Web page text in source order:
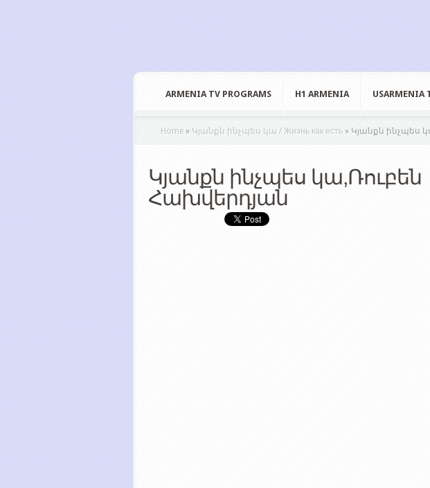
ARMENIA TV PROGRAMS H1 ARMENIA USARMENIA
Home » Կյանքն ինչպես կա / Жизнь как есть » Կյանքն ինչպես
Կյանքն ինչպես կա,Ռուբեն
Հախվերդյան